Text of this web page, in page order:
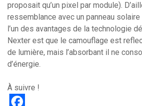
proposait qu’un pixel par module).
ressemblance avec un panneau
l’un des avantages de la technologie
Nexter est que le camouflage est
de lumière, mais l’absorbant il ne
d’énergie.
À suivre !